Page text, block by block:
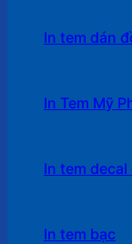
In tem dán
In Tem Mỹ
In tem
In tem bạc